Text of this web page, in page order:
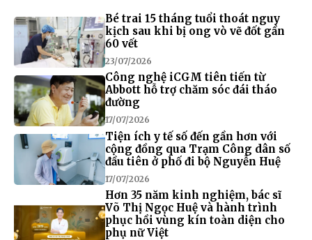
Bé trai 15 tháng tuổi thoát nguy
kịch sau khi bị ong vò vẽ đốt gần
60 vết
23/07/2026
Công nghệ iCGM tiên tiến từ
Abbott hỗ trợ chăm sóc đái tháo
đường
17/07/2026
Tiện ích y tế số đến gần hơn với
cộng đồng qua Trạm Công dân số
đầu tiên ở phố đi bộ Nguyễn Huệ
17/07/2026
Hơn 35 năm kinh nghiệm, bác sĩ
Võ Thị Ngọc Huệ và hành trình
phục hồi vùng kín toàn diện cho
phụ nữ Việt